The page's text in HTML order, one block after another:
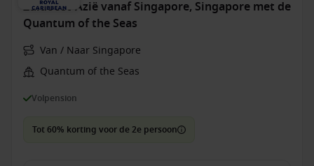
Zuidoost-Azië vanaf Singapore, Singapore met de
Quantum of the Seas
Van / Naar Singapore
Quantum of the Seas
Volpension
Tot 60% korting voor de 2e persoon